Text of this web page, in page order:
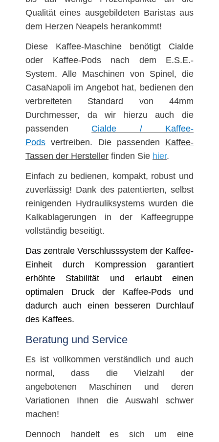
Qualität eines ausgebildeten Baristas aus
dem Herzen Neapels herankommt!
Diese Kaffee-Maschine benötigt Cialde
oder Kaffee-Pods nach dem E.S.E.-
System. Alle Maschinen von Spinel, die
CasaNapoli im Angebot hat, bedienen den
verbreiteten Standard von 44mm
Durchmesser, da wir hierzu auch die
passenden Cialde / Kaffee-
Pods vertreiben. Die passenden Kaffee-
Tassen der Hersteller finden Sie hier.
Einfach zu bedienen, kompakt, robust und
zuverlässig! Dank des patentierten, selbst
reinigenden Hydrauliksystems wurden die
Kalkablagerungen in der Kaffeegruppe
vollständig beseitigt.
Das zentrale Verschlusssystem der Kaffee-
Einheit durch Kompression garantiert
erhöhte Stabilität und erlaubt einen
optimalen Druck der Kaffee-Pods und
dadurch auch einen besseren Durchlauf
des Kaffees.
Beratung und Service
Es ist vollkommen verständlich und auch
normal, dass die Vielzahl der
angebotenen Maschinen und deren
Variationen Ihnen die Auswahl schwer
machen!
Dennoch handelt es sich um eine